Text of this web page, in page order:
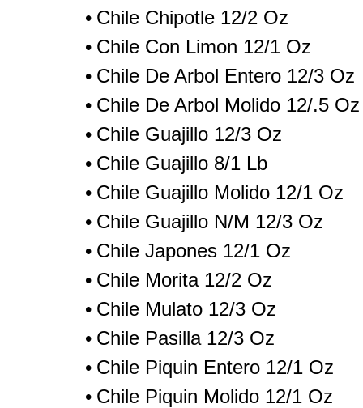
Chile Chipotle 12/2 Oz
Chile Con Limon 12/1 Oz
Chile De Arbol Entero 12/3 Oz
Chile De Arbol Molido 12/.5 Oz
Chile Guajillo 12/3 Oz
Chile Guajillo 8/1 Lb
Chile Guajillo Molido 12/1 Oz
Chile Guajillo N/M 12/3 Oz
Chile Japones 12/1 Oz
Chile Morita 12/2 Oz
Chile Mulato 12/3 Oz
Chile Pasilla 12/3 Oz
Chile Piquin Entero 12/1 Oz
Chile Piquin Molido 12/1 Oz